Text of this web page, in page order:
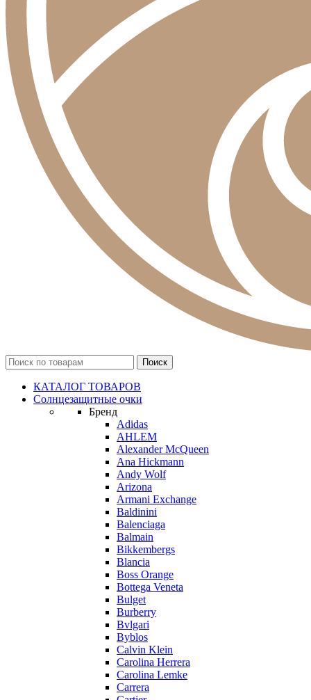
КАТАЛОГ ТОВАРОВ
Солнцезащитные очки
Бренд
Adidas
AHLEM
Alexander McQueen
Ana Hickmann
Andy Wolf
Arizona
Armani Exchange
Baldinini
Balenciaga
Balmain
Bikkembergs
Blancia
Boss Orange
Bottega Veneta
Bulget
Burberry
Bvlgari
Byblos
Calvin Klein
Carolina Herrera
Carolina Lemke
Carrera